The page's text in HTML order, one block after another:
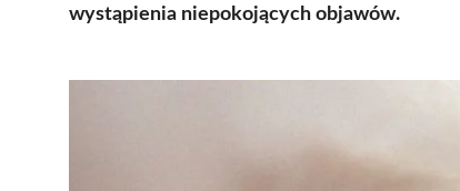
wystąpienia niepokojących objawów.